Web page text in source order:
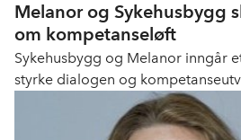
Melanor og Sykehusbygg
om kompetanseløft
Sykehusbygg og Melanor inngår
styrke dialogen og
Sykehusbygg og